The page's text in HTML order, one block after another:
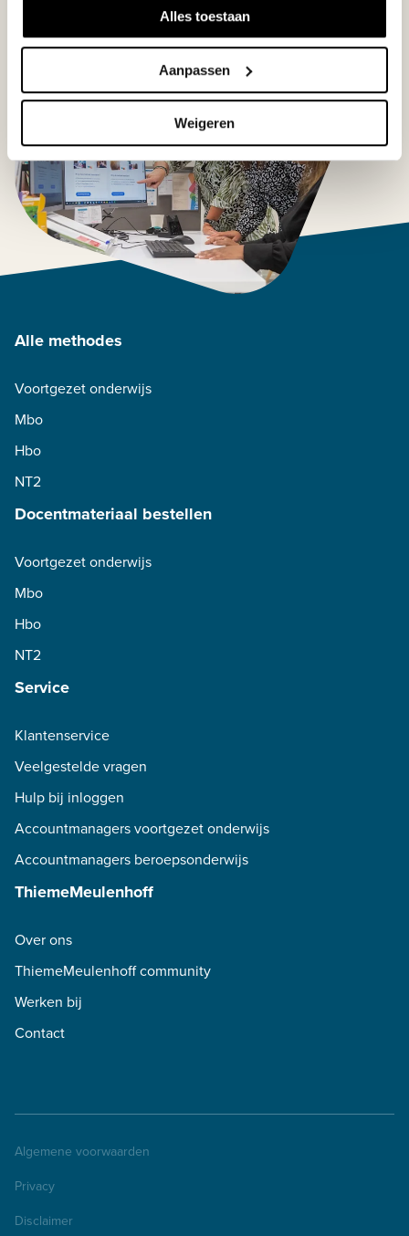
Alles toestaan
Aanpassen
Weigeren
Alle methodes
Voortgezet onderwijs
Mbo
Hbo
NT2
Docentmateriaal bestellen
Voortgezet onderwijs
Mbo
Hbo
NT2
Service
Klantenservice
Veelgestelde vragen
Hulp bij inloggen
Accountmanagers voortgezet onderwijs
Accountmanagers beroepsonderwijs
ThiemeMeulenhoff
Over ons
ThiemeMeulenhoff community
Werken bij
Contact
Algemene voorwaarden
Privacy
Disclaimer